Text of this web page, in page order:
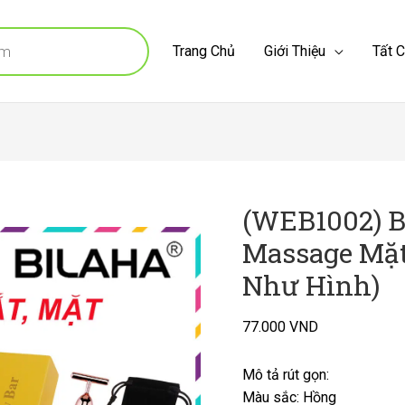
Trang Chủ Giới Thiệu Tất
(WEB1002)
Massage
Như Hình)
77.000VND
Mô tả rút gọn:
Màu sắc: Hồng